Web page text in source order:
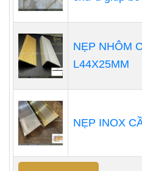
NẸP NHÔM
L44X25MM
NẸP INOX